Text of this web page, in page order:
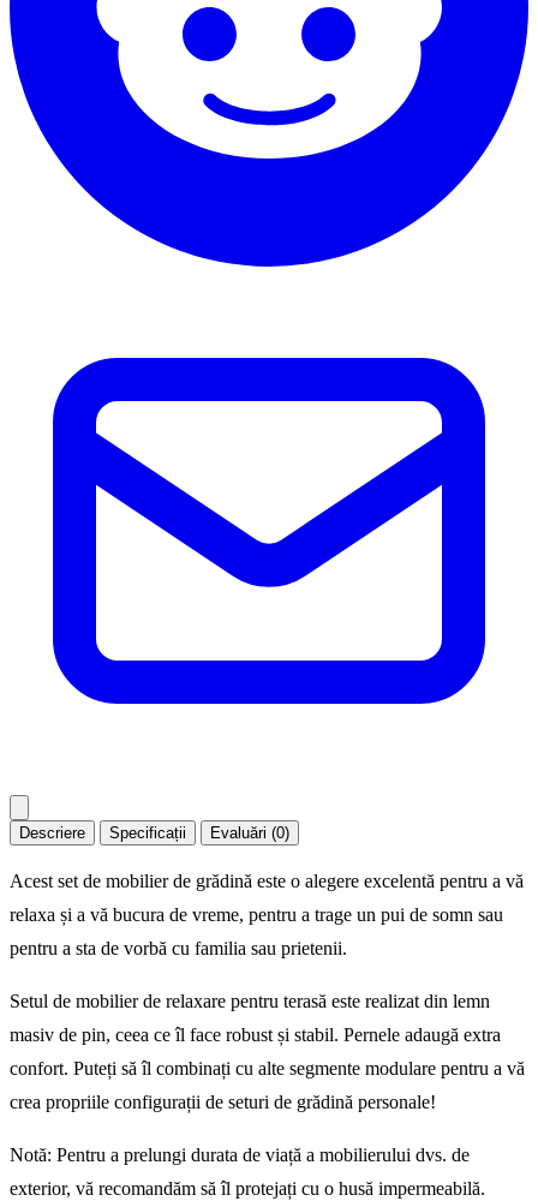
Descriere Specificații Evaluări (0)
Acest set de mobilier de grădină este o alegere excelentă pentru a vă
relaxa și a vă bucura de vreme, pentru a trage un pui de somn sau
pentru a sta de vorbă cu familia sau prietenii.
Setul de mobilier de relaxare pentru terasă este realizat din lemn
masiv de pin, ceea ce îl face robust și stabil. Pernele adaugă extra
confort. Puteți să îl combinați cu alte segmente modulare pentru a vă
crea propriile configurații de seturi de grădină personale!
Notă: Pentru a prelungi durata de viață a mobilierului dvs. de
exterior, vă recomandăm să îl protejați cu o husă impermeabilă.